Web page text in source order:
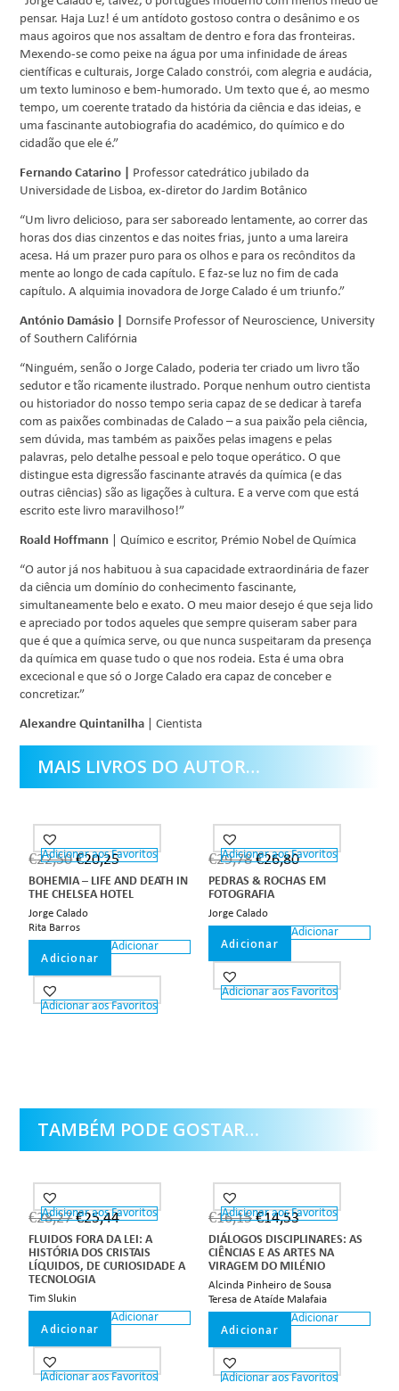
pensar. Haja Luz! é um antídoto gostoso contra o desânimo e os
maus agoiros que nos assaltam de dentro e fora das fronteiras.
Mexendo-se como peixe na água por uma infinidade de áreas
científicas e culturais, Jorge Calado constrói, com alegria e audácia,
um texto luminoso e bem-humorado. Um texto que é, ao mesmo
tempo, um coerente tratado da história da ciência e das ideias, e
uma fascinante autobiografia do académico, do químico e do
cidadão que ele é.”
Fernando Catarino |
Professor catedrático jubilado da
Universidade de Lisboa, ex-diretor do Jardim Botânico
“Um livro delicioso, para ser saboreado lentamente, ao correr das
horas dos dias cinzentos e das noites frias, junto a uma lareira
acesa. Há um prazer puro para os olhos e para os recônditos da
mente ao longo de cada capítulo. E faz-se luz no fim de cada
capítulo. A alquimia inovadora de Jorge Calado é um triunfo.”
António Damásio |
Dornsife Professor of Neuroscience, University
of Southern Califórnia
“Ninguém, senão o Jorge Calado, poderia ter criado um livro tão
sedutor e tão ricamente ilustrado. Porque nenhum outro cientista
ou historiador do nosso tempo seria capaz de se dedicar à tarefa
com as paixões combinadas de Calado – a sua paixão pela ciência,
sem dúvida, mas também as paixões pelas imagens e pelas
palavras, pelo detalhe pessoal e pelo toque operático. O que
distingue esta digressão fascinante através da química (e das
outras ciências) são as ligações à cultura. E a verve com que está
escrito este livro maravilhoso!”
Roald Hoffmann | Químico e escritor, Prémio Nobel de Química
“O autor já nos habituou à sua capacidade extraordinária de fazer
da ciência um domínio do conhecimento fascinante,
simultaneamente belo e exato. O meu maior desejo é que seja lido
e apreciado por todos aqueles que sempre quiseram saber para
que é que a química serve, ou que nunca suspeitaram da presença
da química em quase tudo o que nos rodeia. Esta é uma obra
excecional e que só o Jorge Calado era capaz de conceber e
concretizar.”
Alexandre Quintanilha | Cientista
MAIS LIVROS DO AUTOR…
Adicionar aos Favoritos
€22,50 €20,25
BOHEMIA – LIFE AND DEATH IN
THE CHELSEA HOTEL
Jorge Calado
Rita Barros
Adicionar
Adicionar
Adicionar aos Favoritos
Adicionar aos Favoritos
€29,78 €26,80
PEDRAS & ROCHAS EM
FOTOGRAFIA
Jorge Calado
Adicionar
Adicionar
Adicionar aos Favoritos
TAMBÉM PODE GOSTAR…
Adicionar aos Favoritos
€28,27 €25,44
FLUIDOS FORA DA LEI: A
HISTÓRIA DOS CRISTAIS
LÍQUIDOS, DE CURIOSIDADE A
TECNOLOGIA
Tim Slukin
Adicionar
Adicionar
Adicionar aos Favoritos
Adicionar aos Favoritos
€16,15 €14,53
DIÁLOGOS DISCIPLINARES: AS
CIÊNCIAS E AS ARTES NA
VIRAGEM DO MILÉNIO
Alcinda Pinheiro de Sousa
Teresa de Ataíde Malafaia
Adicionar
Adicionar
Adicionar aos Favoritos